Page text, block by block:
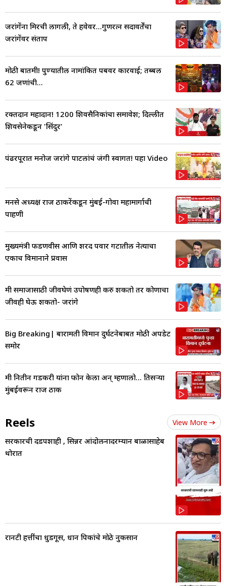
जरांगेंना मिरची लागली, ते हवेवर...गुणरत्न सदावर्तेंचा
जरांगेंवर संताप
मोठी बातमी! पुण्यातील नामांकित पबवर कारवाई; तब्बल
62 जणांची...
रक्तदान महादान! 1200 शिवसैनिकांचा समावेश; दिल्लीत
शिवसेनेकडून 'सिंदुर'
पंढरपूरात मनोज जरांगे पाटलांचं जंगी स्वागत! पहा Video
मनसे अध्यक्ष राज ठाकरेंकडून मुंबई-गोवा महामार्गाची
पाहणी
मुख्यमंत्री फडणवीस आणि शरद पवार गटातील नेत्याचा
एकाच विमानाने प्रवास
मी समाजासाठी जीवघेणं उपोषणही करु शकतो तर कोणाचा
जीवही घेऊ शकतो- जरांगे
Big Breaking| बारामती विमान दुर्घटनेबाबत मोठी अपडेट
समोर
मी नितीन गडकरी यांना फोन केला अन् म्हणालो... तिसऱ्या
मुंबईवरून राज ठाक
Reels View More
सरकारची दडपशाही , सिन्नर आंदोलनादरम्यान बाळासाहेब
थोरात
रानटी हत्तींचा धुडगूस, धान पिकांचे मोठे नुकसान